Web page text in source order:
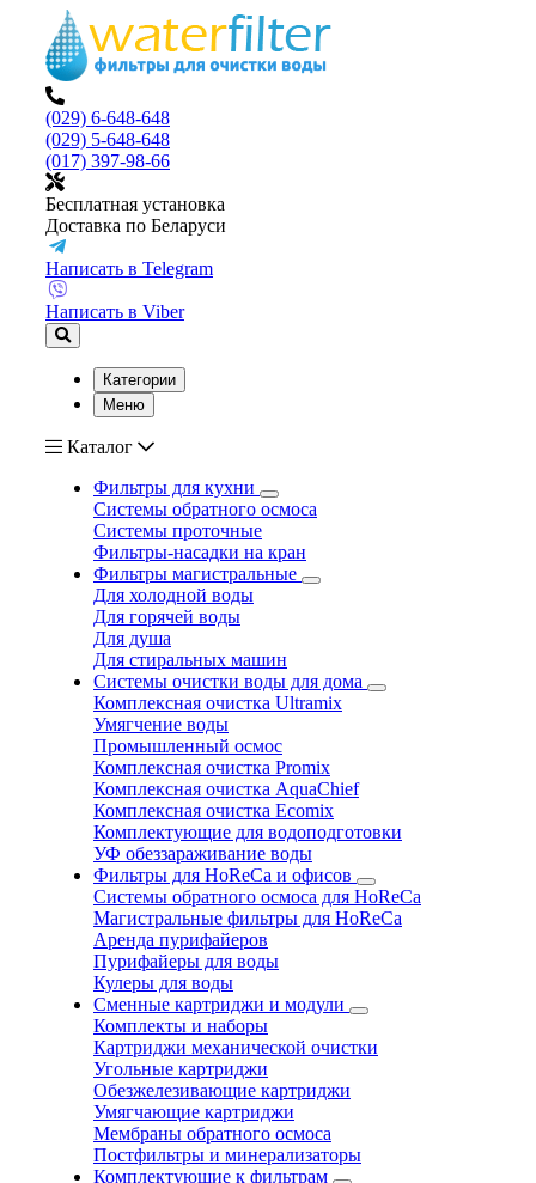
(029) 6-648-648
(029) 5-648-648
(017) 397-98-66
Бесплатная установка
Доставка по Беларуси
Написать в Telegram
Написать в Viber
Категории
Меню
Каталог
Фильтры для кухни
Системы обратного осмоса
Системы проточные
Фильтры-насадки на кран
Фильтры магистральные
Для холодной воды
Для горячей воды
Для душа
Для стиральных машин
Системы очистки воды для дома
Комплексная очистка Ultramix
Умягчение воды
Промышленный осмос
Комплексная очистка Promix
Комплексная очистка AquaChief
Комплексная очистка Ecomix
Комплектующие для водоподготовки
УФ обеззараживание воды
Фильтры для HoReCa и офисов
Системы обратного осмоса для HoReCa
Магистральные фильтры для HoReCa
Аренда пурифайеров
Пурифайеры для воды
Кулеры для воды
Сменные картриджи и модули
Комплекты и наборы
Картриджи механической очистки
Угольные картриджи
Обезжелезивающие картриджи
Умягчающие картриджи
Мембраны обратного осмоса
Постфильтры и минерализаторы
Комплектующие к фильтрам